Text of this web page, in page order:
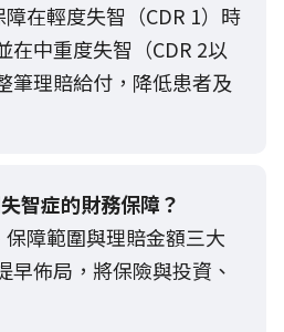
在輕度失智（CDR 1）時
在中重度失智（CDR 2以
筆理賠給付，降低患者及
智症的財務保障？
障範圍與理賠金額三大
早佈局，將保險與投資、